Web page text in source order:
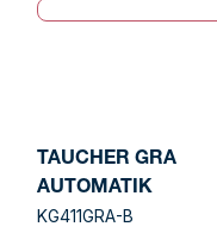
TAUCHER GRA
AUTOMATIK
KG411GRA-B